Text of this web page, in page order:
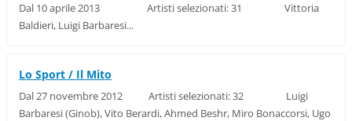
Dal 10 aprile 2013 Artisti selezionati: 31 Vittoria
Baldieri, Luigi Barbaresi...
Lo Sport / Il Mito
Dal 27 novembre 2012 Artisti selezionati: 32 Luigi
Barbaresi (Ginob), Vito Berardi, Ahmed Beshr, Miro Bonaccorsi, Ugo